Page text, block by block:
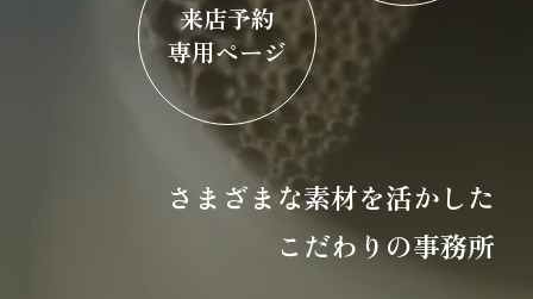
来店予約
専用ページ
さまざまな素材を活かした
こだわりの事務所